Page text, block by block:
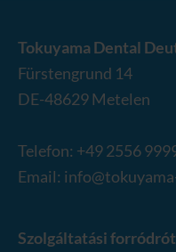
Tokuyama Dental
Fürstengrund 14
DE-48629Metelen
Telefon: +49 2556
Email:
Szolgáltatási forródrót